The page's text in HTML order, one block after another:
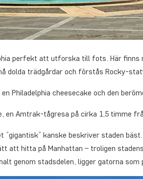
perfekt att utforska till fots. Här finns
dolda trädgårdar och förstås Rocky-
Philadelphia cheesecake och den
en Amtrak-tågresa på cirka 1,5 timme
”gigantisk” kanske beskriver staden
att hitta på Manhattan – troligen
genom stadsdelen, ligger gatorna som